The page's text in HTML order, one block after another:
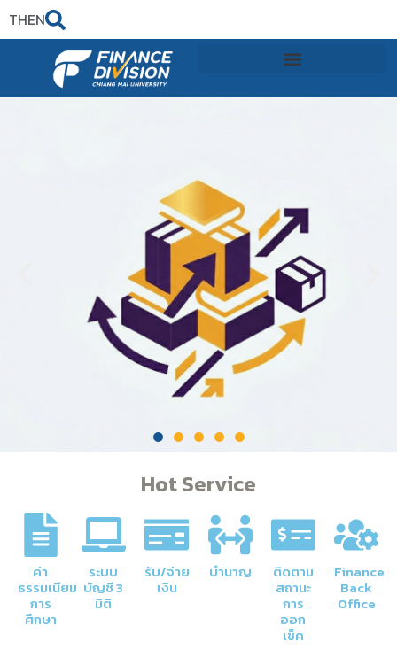
THEN
Hot Service
ค่า
ธรรมเนียม
การ
ศึกษา
ระบบ
บัญชี 3
มิติ
รับ/จ่าย
เงิน
บำนาญ ติดตาม
สถานะ
การ
ออก
เช็ค
Finance
Back
Office